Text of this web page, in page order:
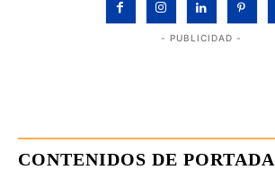
- PUBLICIDAD -
CONTENIDOS DE PORTADA